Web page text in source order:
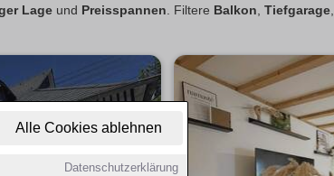
Alle Cookies ablehnen
Datenschutzerklärung
Lageund Preisspannen. Filtere Balkon, Tiefgarage,